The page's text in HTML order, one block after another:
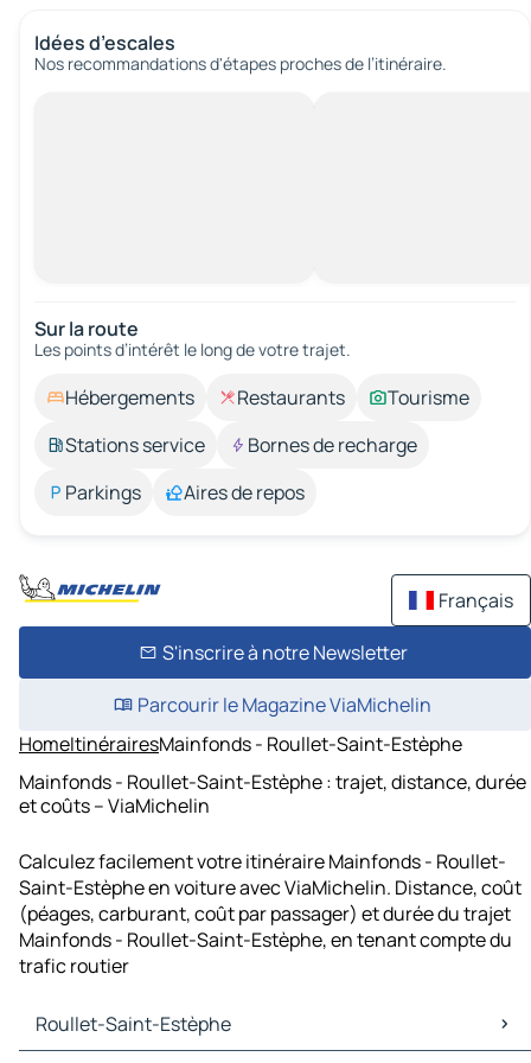
Idées d’escales
Nos recommandations d'étapes proches de l’itinéraire.
Sur la route
Les points d’intérêt le long de votre trajet.
Hébergements Restaurants
Tourisme
Stations service
Bornes de recharge
Parkings
Aires de repos
Français
S'inscrire à notre Newsletter
Parcourir le Magazine ViaMichelin
HomeItinérairesMainfonds - Roullet-Saint-Estèphe
Mainfonds - Roullet-Saint-Estèphe : trajet, distance, durée
et coûts – ViaMichelin
Calculez facilement votre itinéraire Mainfonds - Roullet-
Saint-Estèphe en voiture avec ViaMichelin. Distance, coût
(péages, carburant, coût par passager) et durée du trajet
Mainfonds - Roullet-Saint-Estèphe, en tenant compte du
trafic routier
Roullet-Saint-Estèphe